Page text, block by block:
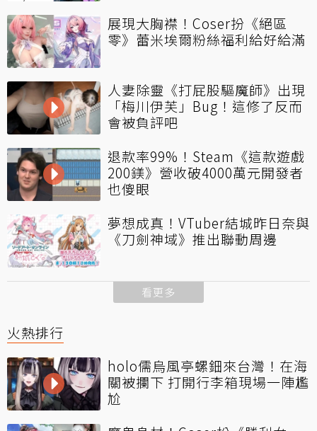
展現大胸襟！Coser扮《絕區
零》蕾米埃爾粉絲福利給好給滿
人妻除靈《打屁股驅魔師》出現
「梅川伊芙」Bug！這修了反而
會被負評吧
退款率99%！Steam《這款遊戲
200鎂》營收破4000萬元開發者
也傻眼
夢想成真！VTuber結城昨日奈與
《刀劍神域》推出聯動周邊
看更多
火熱排行
holo儒烏風亭螺鈿來台灣！在海
關被攔下 打開行李箱現場一陣尷
尬